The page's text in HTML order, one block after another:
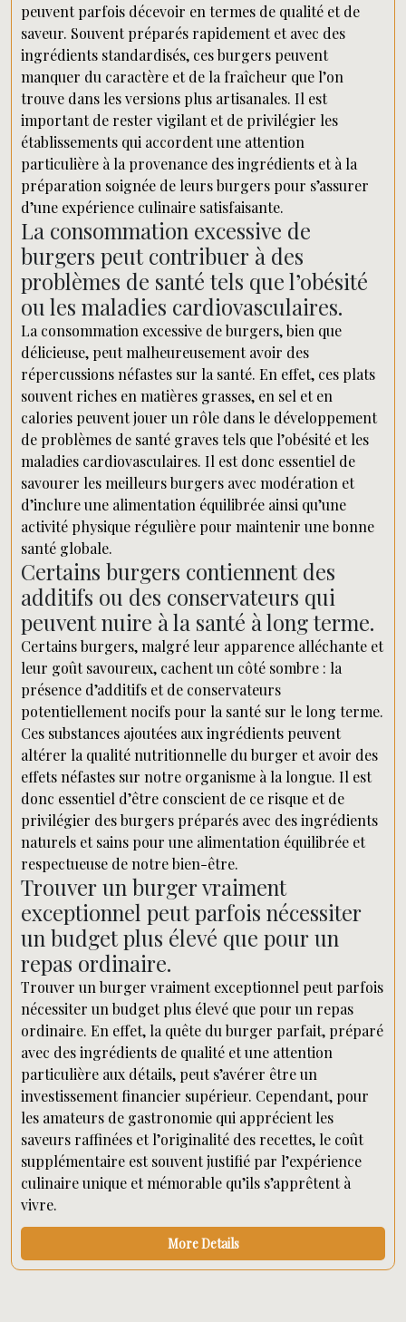
peuvent parfois décevoir en termes de qualité et de
saveur. Souvent préparés rapidement et avec des
ingrédients standardisés, ces burgers peuvent
manquer du caractère et de la fraîcheur que l’on
trouve dans les versions plus artisanales. Il est
important de rester vigilant et de privilégier les
établissements qui accordent une attention
particulière à la provenance des ingrédients et à la
préparation soignée de leurs burgers pour s’assurer
d’une expérience culinaire satisfaisante.
La consommation excessive de
burgers peut contribuer à des
problèmes de santé tels que l’obésité
ou les maladies cardiovasculaires.
La consommation excessive de burgers, bien que
délicieuse, peut malheureusement avoir des
répercussions néfastes sur la santé. En effet, ces plats
souvent riches en matières grasses, en sel et en
calories peuvent jouer un rôle dans le développement
de problèmes de santé graves tels que l’obésité et les
maladies cardiovasculaires. Il est donc essentiel de
savourer les meilleurs burgers avec modération et
d’inclure une alimentation équilibrée ainsi qu’une
activité physique régulière pour maintenir une bonne
santé globale.
Certains burgers contiennent des
additifs ou des conservateurs qui
peuvent nuire à la santé à long terme.
Certains burgers, malgré leur apparence alléchante et
leur goût savoureux, cachent un côté sombre : la
présence d’additifs et de conservateurs
potentiellement nocifs pour la santé sur le long terme.
Ces substances ajoutées aux ingrédients peuvent
altérer la qualité nutritionnelle du burger et avoir des
effets néfastes sur notre organisme à la longue. Il est
donc essentiel d’être conscient de ce risque et de
privilégier des burgers préparés avec des ingrédients
naturels et sains pour une alimentation équilibrée et
respectueuse de notre bien-être.
Trouver un burger vraiment
exceptionnel peut parfois nécessiter
un budget plus élevé que pour un
repas ordinaire.
Trouver un burger vraiment exceptionnel peut parfois
nécessiter un budget plus élevé que pour un repas
ordinaire. En effet, la quête du burger parfait, préparé
avec des ingrédients de qualité et une attention
particulière aux détails, peut s’avérer être un
investissement financier supérieur. Cependant, pour
les amateurs de gastronomie qui apprécient les
saveurs raffinées et l’originalité des recettes, le coût
supplémentaire est souvent justifié par l’expérience
culinaire unique et mémorable qu’ils s’apprêtent à
vivre.
More Details